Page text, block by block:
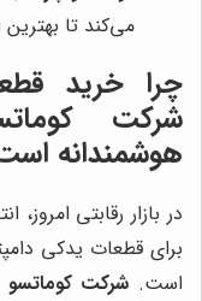
می‌کند تا
چرا خرید
شرکت
هوشمندانه
در بازار رقابتی
برای قطعات یدکی
است. شرکت کوماتسو